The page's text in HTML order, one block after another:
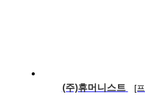
(주)휴머니스트 [